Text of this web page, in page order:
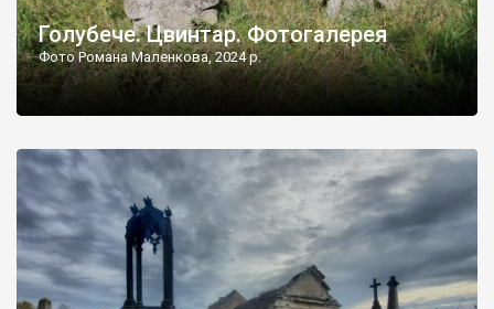
Голубече. Цвинтар. Фотогалерея
Фото Романа Маленкова, 2024 р.